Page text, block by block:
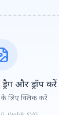
और ड्रॉप करें
लिए क्लिक करें